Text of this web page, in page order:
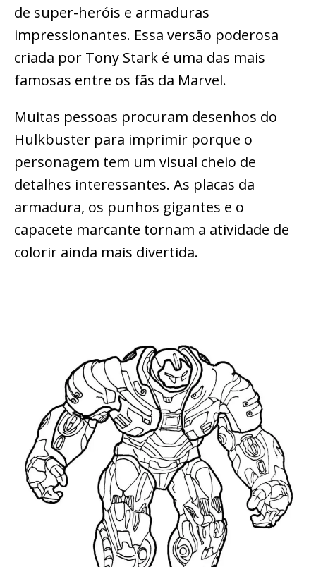
de super-heróis e armaduras
impressionantes. Essa versão poderosa
criada por Tony Stark é uma das mais
famosas entre os fãs da Marvel.
Muitas pessoas procuram desenhos do
Hulkbuster para imprimir porque o
personagem tem um visual cheio de
detalhes interessantes. As placas da
armadura, os punhos gigantes e o
capacete marcante tornam a atividade de
colorir ainda mais divertida.